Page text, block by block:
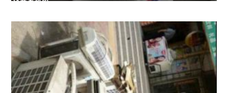
冷热泵机组